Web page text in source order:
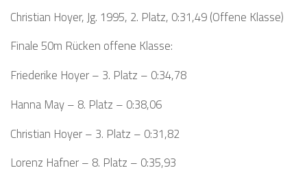
Christian Hoyer, Jg. 1995, 2. Platz, 0:31,49 (Offene Klasse)
Finale 50m Rücken offene Klasse:
Friederike Hoyer – 3. Platz – 0:34,78
Hanna May – 8. Platz – 0:38,06
Christian Hoyer – 3. Platz – 0:31,82
Lorenz Hafner – 8. Platz – 0:35,93